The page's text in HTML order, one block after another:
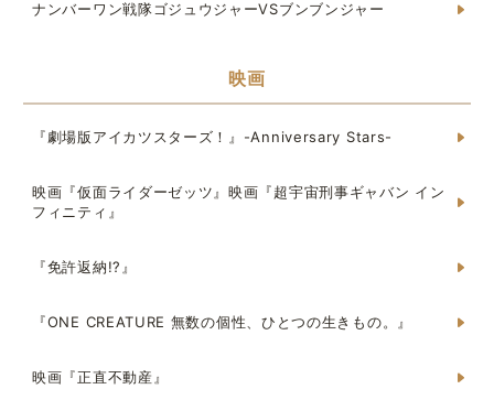
ナンバーワン戦隊ゴジュウジャーVSブンブンジャー
映画
『劇場版アイカツスターズ！』-Anniversary Stars-
映画『仮面ライダーゼッツ』映画『超宇宙刑事ギャバン イン
フィニティ』
『免許返納!?』
『ONE CREATURE 無数の個性、ひとつの生きもの。』
映画『正直不動産』